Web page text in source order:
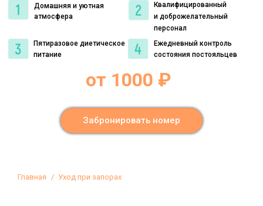
Домашняя и уютная
атмосфера
Ежедневный контроль
состояния постояльцев
Квалифицированный
и доброжелательный
персонал
Пятиразовое диетическое
питание
Забронировать номер
от 1000 ₽
Вы здесь:
Главная Уход при запорах